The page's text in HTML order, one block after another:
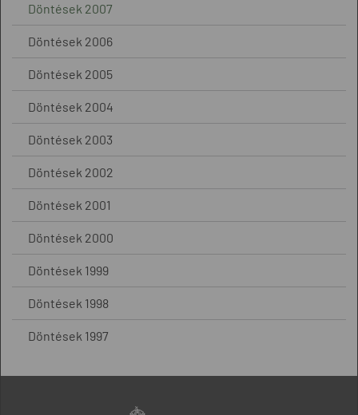
Döntések 2007
Döntések 2006
Döntések 2005
Döntések 2004
Döntések 2003
Döntések 2002
Döntések 2001
Döntések 2000
Döntések 1999
Döntések 1998
Döntések 1997